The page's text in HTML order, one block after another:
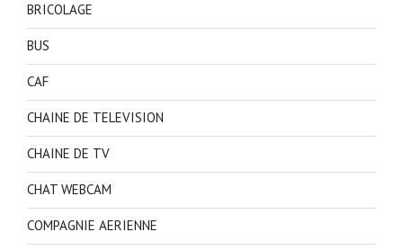
BRICOLAGE
BUS
CAF
CHAINE DE TELEVISION
CHAINE DE TV
CHAT WEBCAM
COMPAGNIE AERIENNE